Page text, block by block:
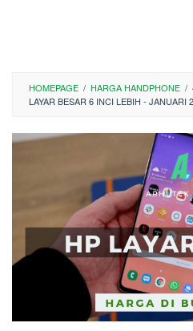
HOMEPAGE / HARGA HANDPHONE /
LAYAR BESAR 6 INCI LEBIH - JANUARI